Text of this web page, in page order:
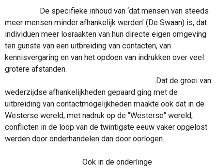
De specifieke inhoud van ‘dat mensen van steeds
meer mensen minder afhankelijk werden’ (De Swaan) is, dat
individuen meer losraakten van hun directe eigen omgeving
ten gunste van een uitbreiding van contacten, van
kennisvergaring en van het opdoen van indrukken over veel
grotere afstanden.
Dat de groei van
wederzijdse afhankelijkheden gepaard ging met de
uitbreiding van contactmogelijkheden maakte ook dat in de
Westerse wereld, met nadruk op de "Westerse" wereld,
conflicten in de loop van de twintigste eeuw vaker opgelost
werden door onderhandelen dan door oorlogen.
Ook in de onderlinge